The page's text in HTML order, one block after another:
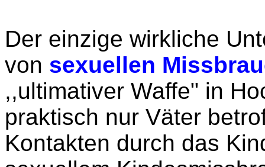
Der einzige wirkliche
von sexuellen
,,ultimativer Waffe" in
praktisch nur Väter
Kontakten durch das